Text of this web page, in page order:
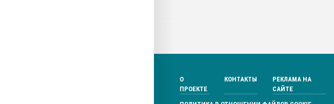
О
ПРОЕКТЕ
КОНТАКТЫ
РЕКЛАМА НА
САЙТЕ